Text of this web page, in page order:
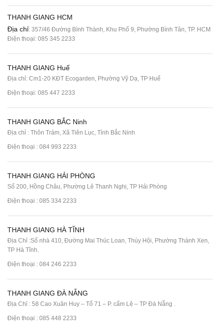
THANH GIANG HCM
Địa chỉ: 357/46 Đường Bình Thành, Khu Phố 9, Phường Bình Tân, TP. HCM
Điện thoại: 085 345 2233
THANH GIANG Huế
Địa chỉ: Cm1-20 KĐT Ecogarden, Phường Vỹ Dạ, TP Huế
Điện thoại: 085 447 2233
THANH GIANG BẮC Ninh
Địa chỉ : Thôn Trám, Xã Tiên Lục, Tỉnh Bắc Ninh
Điện thoại : 084 993 2233
THANH GIANG HẢI PHÒNG
Số 200, Hồng Châu, Phường Lê Thanh Nghị, TP Hải Phòng
Điện thoại : 085 334 2233
THANH GIANG HÀ TĨNH
Địa Chỉ :Số nhà 410, Đường Mai Thúc Loan, Thúy Hội, Phường Thành Xen,
TP Hà Tĩnh.
Điện thoại : 084 246 2233
THANH GIANG ĐÀ NẴNG
Địa Chỉ : 58 Cao Xuân Huy – Tổ 71 – P. cẩm Lệ – TP Đà Nẵng .
Điện thoại : 085 448 2233